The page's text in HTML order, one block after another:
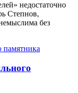
недостаточно
Степнов,
без